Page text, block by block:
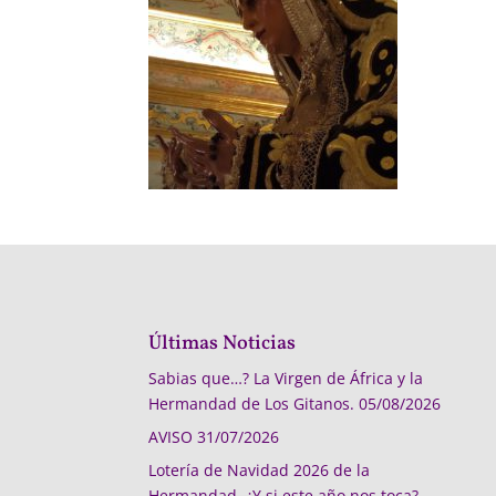
Últimas Noticias
Sabias que…? La Virgen de África y la
Hermandad de Los Gitanos. 05/08/2026
AVISO 31/07/2026
Lotería de Navidad 2026 de la